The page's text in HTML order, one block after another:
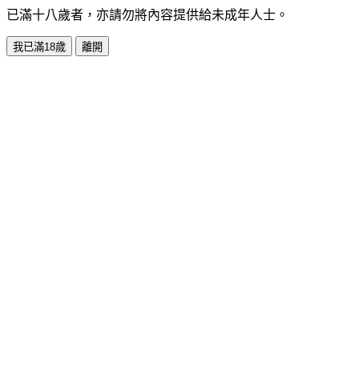
已滿十八歲者，亦請勿將內容提供給未成年人士。
我已滿18歲 離開